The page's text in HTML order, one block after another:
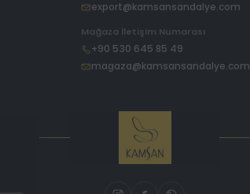
export@kamsansandalye.com
Mağaza İletişim Numarası
+90 530 645 85 49
magaza@kamsansandalye.com